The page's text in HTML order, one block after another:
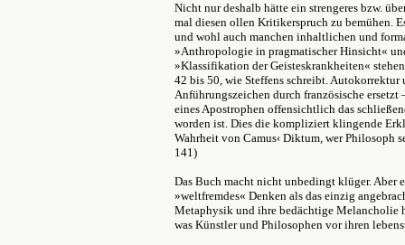
Nicht nur deshalb hätte ein strengeres bzw.
mal diesen ollen Kritikerspruch zu bemühen.
und wohl auch manchen inhaltlichen und
»Anthropologie in pragmatischer Hinsicht«
»Klassifikation der Geisteskrankheiten«
42 bis 50, wie Steffens schreibt. Autokorrektur
Anführungszeichen durch französische
eines Apostrophen offensichtlich das
worden ist. Dies die kompliziert klingende
Wahrheit von Camus‹ Diktum, wer Philosoph
141)
Das Buch macht nicht unbedingt klüger. Aber
»weltfremdes« Denken als das einzig
Metaphysik und ihre bedächtige Melancholie
was Künstler und Philosophen vor ihren